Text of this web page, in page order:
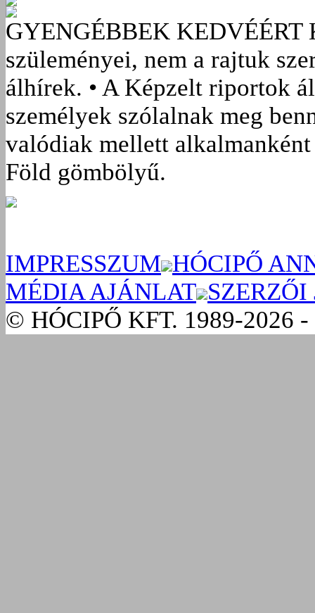
GYENGÉBBEK KEDVÉÉRT
szüleményei, nem a rajtuk
álhírek. • A Képzelt riportok
személyek szólalnak meg
valódiak mellett
Föld gömbölyű.
IMPRESSZUM HÓCIPŐ
MÉDIA AJÁNLAT SZERZŐI
© HÓCIPŐ KFT. 1989-2026